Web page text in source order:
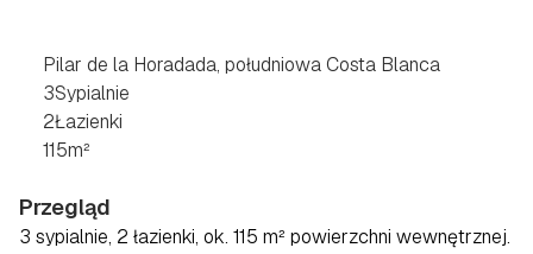
Pilar de la Horadada, południowa Costa Blanca
3Sypialnie
2Łazienki
115m²
Przegląd
3 sypialnie, 2 łazienki, ok. 115 m² powierzchni wewnętrznej.